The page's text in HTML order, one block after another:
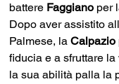
battere Faggiano per
Dopo aver assistito
Palmese, la Calpazio
fiducia e a sfruttare la
la sua abilità palla la